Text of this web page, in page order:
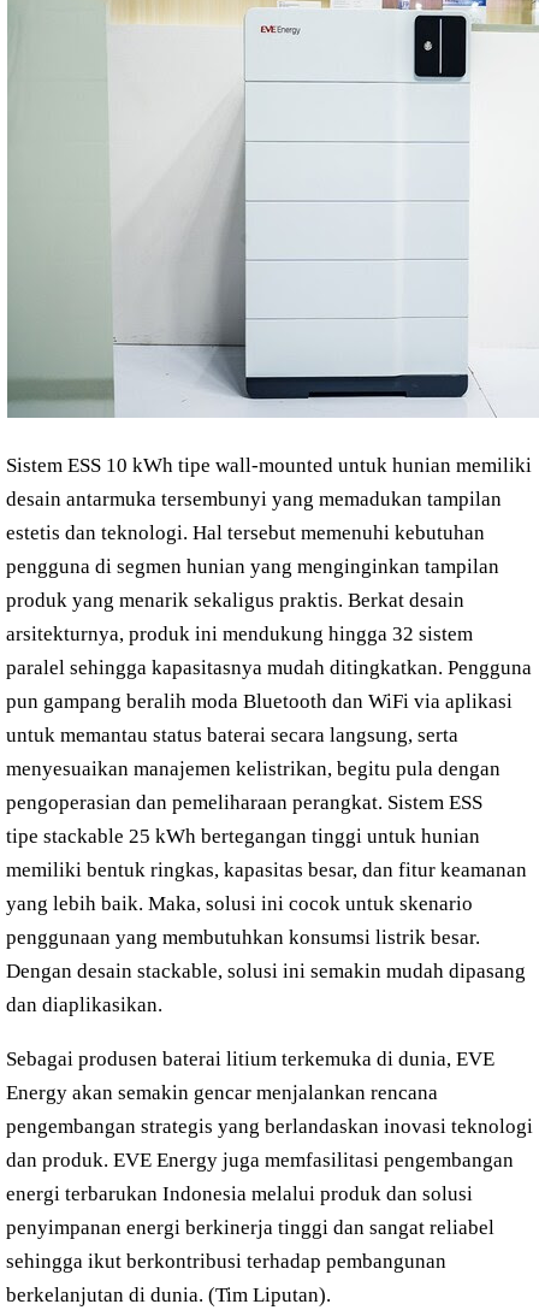
Sistem ESS 10 kWh tipe wall-mounted untuk hunian memiliki
desain antarmuka tersembunyi yang memadukan tampilan
estetis dan teknologi. Hal tersebut memenuhi kebutuhan
pengguna di segmen hunian yang menginginkan tampilan
produk yang menarik sekaligus praktis. Berkat desain
arsitekturnya, produk ini mendukung hingga 32 sistem
paralel sehingga kapasitasnya mudah ditingkatkan. Pengguna
pun gampang beralih moda Bluetooth dan WiFi via aplikasi
untuk memantau status baterai secara langsung, serta
menyesuaikan manajemen kelistrikan, begitu pula dengan
pengoperasian dan pemeliharaan perangkat. Sistem ESS
tipe stackable 25 kWh bertegangan tinggi untuk hunian
memiliki bentuk ringkas, kapasitas besar, dan fitur keamanan
yang lebih baik. Maka, solusi ini cocok untuk skenario
penggunaan yang membutuhkan konsumsi listrik besar.
Dengan desain stackable, solusi ini semakin mudah dipasang
dan diaplikasikan.
Sebagai produsen baterai litium terkemuka di dunia, EVE
Energy akan semakin gencar menjalankan rencana
pengembangan strategis yang berlandaskan inovasi teknologi
dan produk. EVE Energy juga memfasilitasi pengembangan
energi terbarukan Indonesia melalui produk dan solusi
penyimpanan energi berkinerja tinggi dan sangat reliabel
sehingga ikut berkontribusi terhadap pembangunan
berkelanjutan di dunia. (Tim Liputan).